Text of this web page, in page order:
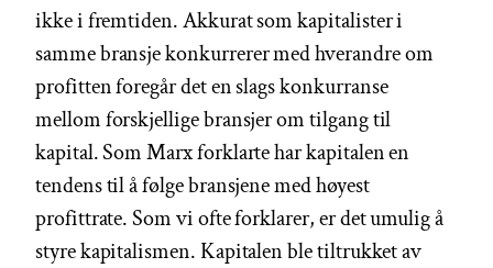
ikke i fremtiden. Akkurat som kapitalister i
samme bransje konkurrerer med hverandre om
profitten foregår det en slags konkurranse
mellom forskjellige bransjer om tilgang til
kapital. Som Marx forklarte har kapitalen en
tendens til å følge bransjene med høyest
profittrate. Som vi ofte forklarer, er det umulig å
styre kapitalismen. Kapitalen ble tiltrukket av